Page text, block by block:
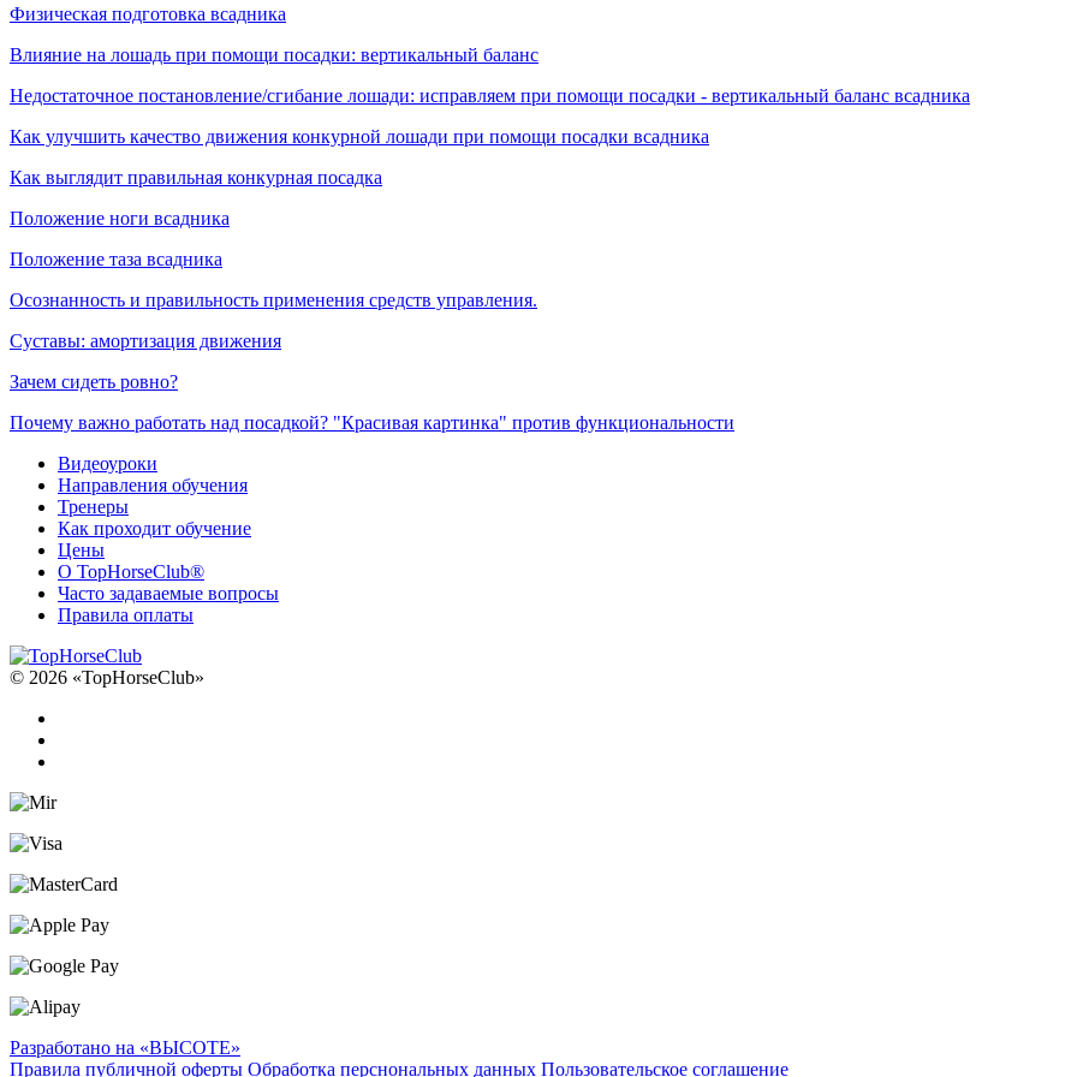
Физическая подготовка всадника
Влияние на лошадь при помощи посадки: вертикальный баланс
Недостаточное постановление/сгибание лошади: исправляем при помощи посадки - вертикальный баланс всадника
Как улучшить качество движения конкурной лошади при помощи посадки всадника
Как выглядит правильная конкурная посадка
Положение ноги всадника
Положение таза всадника
Осознанность и правильность применения средств управления.
Суставы: амортизация движения
Зачем сидеть ровно?
Почему важно работать над посадкой? "Красивая картинка" против функциональности
Видеоуроки
Направления обучения
Тренеры
Как проходит обучение
Цены
О TopHorseClub®
Часто задаваемые вопросы
Правила оплаты
© 2026 «TopHorseClub»
Разработано на «ВЫСОТЕ»
Правила публичной оферты Обработка перснональных данных Пользовательское соглашение